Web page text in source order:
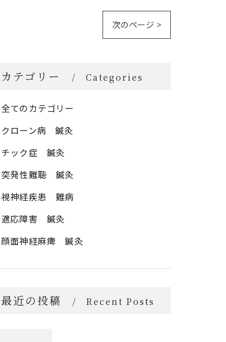
次のページ >
カテゴリー Categories
全てのカテゴリー
クローン病 鍼灸
チック症 鍼灸
突発性難聴 鍼灸
視神経疾患 難病
適応障害 鍼灸
顔面神経麻痺 鍼灸
最近の投稿 Recent Posts